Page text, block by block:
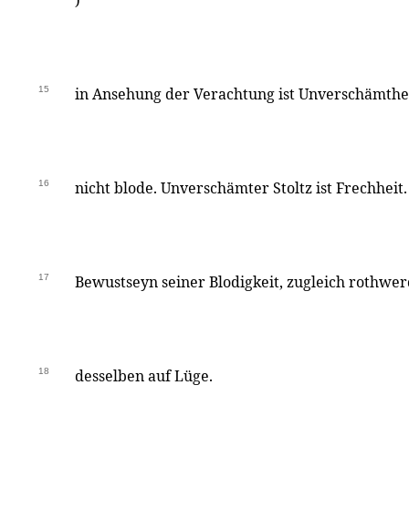
15 in Ansehung der Verachtung ist
16 nicht blode. Unverschämter Stoltz ist
17 Bewustseyn seiner Blodigkeit, zugleich
18 desselben auf Lüge.